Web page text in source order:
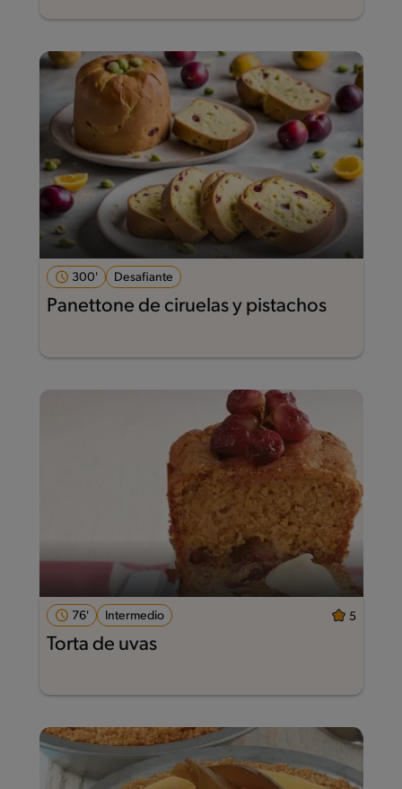
300' Desafiante
Panettone de ciruelas y pistachos
76' Intermedio 5
Torta de uvas